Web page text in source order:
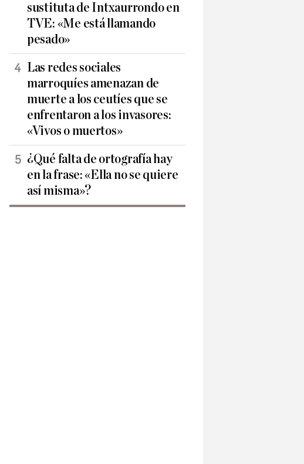
sustituta de Intxaurrondo en
TVE: «Me está llamando
pesado»
Las redes sociales
marroquíes amenazan de
muerte a los ceutíes que se
enfrentaron a los invasores:
«Vivos o muertos»
¿Qué falta de ortografía hay
en la frase: «Ella no se quiere
así misma»?